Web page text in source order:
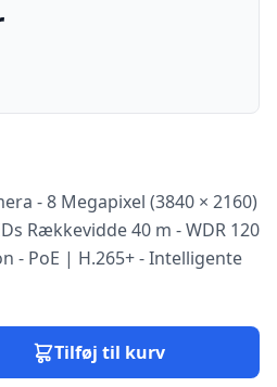
- 8 Megapixel (3840 × 2160)
Rækkevidde 40 m - WDR 120
- PoE | H.265+ - Intelligente
Tilføj til kurv